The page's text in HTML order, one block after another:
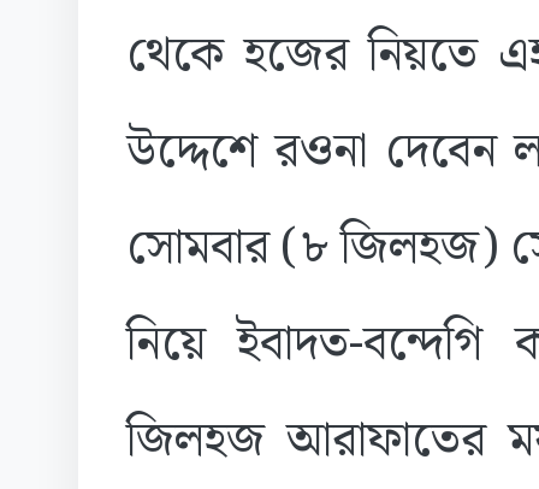
থেকে হজের নিয়তে
উদ্দেশে রওনা দেবেন
সোমবার (৮ জিলহজ)
নিয়ে ইবাদত-
জিলহজ আরাফাতের